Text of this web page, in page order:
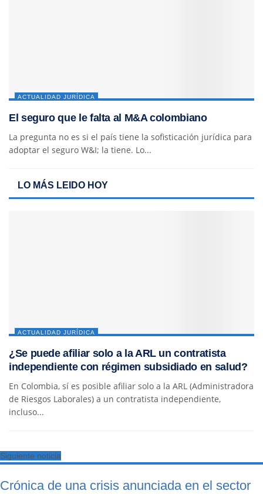
ACTUALIDAD JURÍDICA
El seguro que le falta al M&A colombiano
La pregunta no es si el país tiene la sofisticación jurídica para
adoptar el seguro W&I; la tiene. Lo...
LO MÁS LEIDO HOY
ACTUALIDAD JURÍDICA
¿Se puede afiliar solo a la ARL un contratista
independiente con régimen subsidiado en salud?
En Colombia, sí es posible afiliar solo a la ARL (Administradora
de Riesgos Laborales) a un contratista independiente,
incluso...
Siguiente noticia
Crónica de una crisis anunciada en el sector